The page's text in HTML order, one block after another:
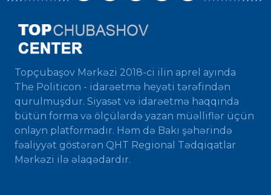
Topçubaşov Mərkəzi 2018-ci ilin aprel ayında
The Politicon - idarəetmə heyəti tərəfindən
qurulmuşdur. Siyasət və idarəetmə haqqında
bütün forma və ölçülərdə yazan müəlliflər üçün
onlayn platformadır. Həm də Bakı şəhərində
fəaliyyət göstərən QHT Regional Tədqiqatlar
Mərkəzi ilə əlaqədardır.